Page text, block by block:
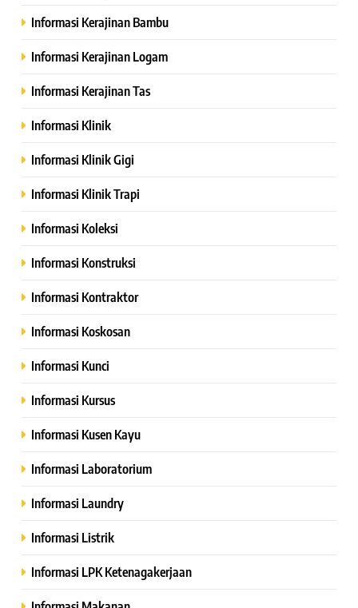
Informasi Kerajinan Bambu
Informasi Kerajinan Logam
Informasi Kerajinan Tas
Informasi Klinik
Informasi Klinik Gigi
Informasi Klinik Trapi
Informasi Koleksi
Informasi Konstruksi
Informasi Kontraktor
Informasi Koskosan
Informasi Kunci
Informasi Kursus
Informasi Kusen Kayu
Informasi Laboratorium
Informasi Laundry
Informasi Listrik
Informasi LPK Ketenagakerjaan